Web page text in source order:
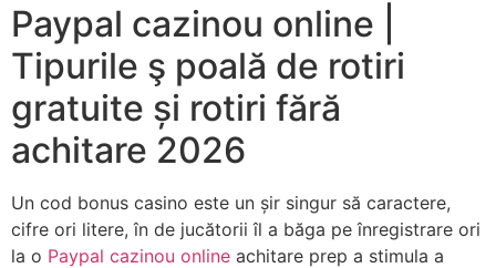
Paypal cazinou online |
Tipurile ş poală de rotiri
gratuite și rotiri fără
achitare 2026
Un cod bonus casino este un șir singur să caractere,
cifre ori litere, în de jucătorii îl a băga pe înregistrare ori
la o Paypal cazinou online achitare prep a stimula a